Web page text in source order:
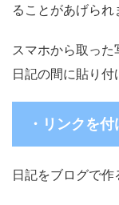
ることがあげられ
スマホから取っ
日記の間に貼り付
・リンクを
日記をブログで作